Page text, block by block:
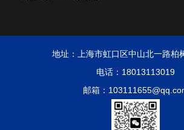
地址：上海市虹口区中山北一路柏
电话：18013113019
邮箱：